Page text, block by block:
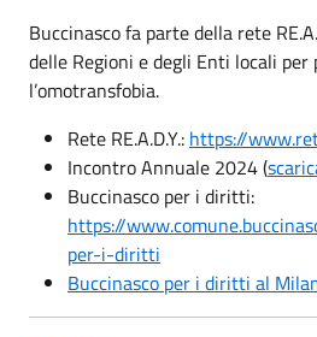
Buccinasco fa parte della rete
delle Regioni e degli Enti locali
l’omotransfobia.
Rete RE.A.D.Y.: https://
Incontro Annuale 2024 (
Buccinasco per i diritti:
https://
per-i-diritti
Buccinasco per i diritti al